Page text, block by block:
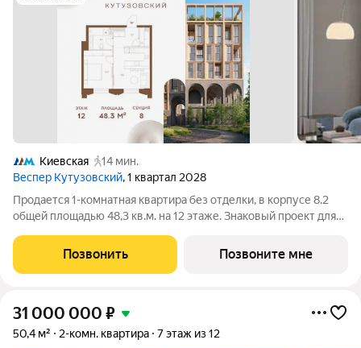
Киевская
14 мин.
Веспер Кутузовский, 1 квартал 2028
Продается 1-комнатная квартира без отделки, в корпусе 8.2
общей площадью 48,3 кв.м. на 12 этаже. Знаковый проект для
площадью 3,7 га расположен на Кутузовском проспекте и
воплощает новую
Позвонить Позвоните мне
31 000 000 ₽
50,4 м² 2-комн. квартира 7 этаж из 12